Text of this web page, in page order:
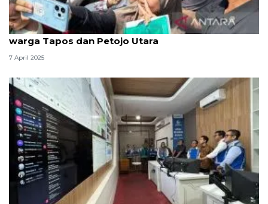
Habiskan momen Lebaran 2025, Wapres temui
warga Tapos dan Petojo Utara
7 April 2025